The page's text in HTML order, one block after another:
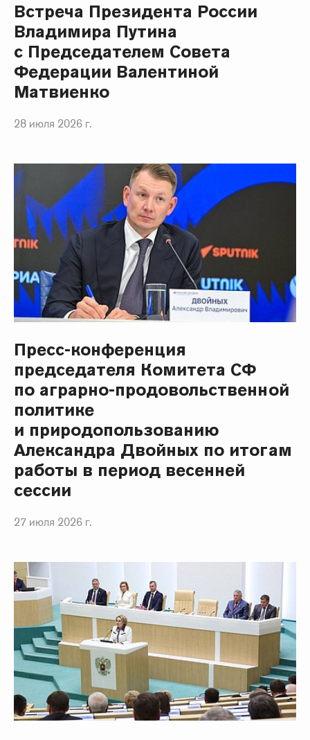
Встреча Президента России
Владимира Путина
с Председателем Совета
Федерации Валентиной
Матвиенко
28 июля 2026 г.
Пресс-конференция
председателя Комитета СФ
по аграрно-продовольственной
политике
и природопользованию
Александра Двойных по итогам
работы в период весенней
сессии
27 июля 2026 г.